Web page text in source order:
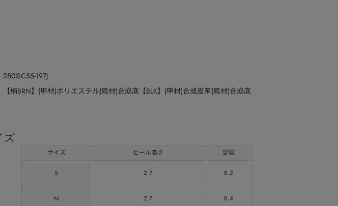
250ISC55-197J
【柄BRN】(甲材)ポリエステル(底材)合成底【BLK】(甲材)合成皮革(底材)合成底
ズ
サイズ ヒール高さ 足幅
S 2.7 8.2
M 2.7 8.4